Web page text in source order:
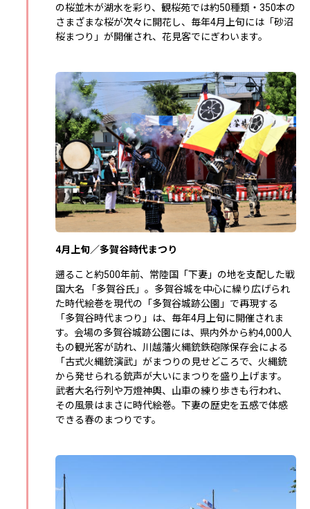
の桜並木が湖水を彩り、観桜苑では約50種類・350本の
さまざまな桜が次々に開花し、毎年4月上旬には「砂沼
桜まつり」が開催され、花見客でにぎわいます。
4月上旬／多賀谷時代まつり
遡ること約500年前、常陸国「下妻」の地を支配した戦
国大名 「多賀谷氏」。多賀谷城を中心に繰り広げられ
た時代絵巻を現代の「多賀谷城跡公園」で再現する
「多賀谷時代まつり」は、毎年4月上旬に開催されま
す。会場の多賀谷城跡公園には、県内外から約4,000人
もの観光客が訪れ、川越藩火縄銃鉄砲隊保存会による
「古式火縄銃演武」がまつりの見せどころで、火縄銃
から発せられる銃声が大いにまつりを盛り上げます。
武者大名行列や万燈神輿、山車の練り歩きも行われ、
その風景はまさに時代絵巻。下妻の歴史を五感で体感
できる春のまつりです。